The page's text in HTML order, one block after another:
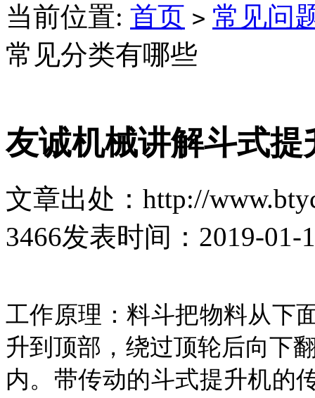
当前位置: 首页 > 常见问
常见分类有哪些
友诚机械讲解斗式
文章出处：http://
3466发表时间：2019-01-
工作原理：料斗把物料从下
升到顶部，绕过顶轮后向下
内。带传动的斗式提升机的